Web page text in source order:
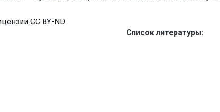
CC BY-ND
Список литературы: